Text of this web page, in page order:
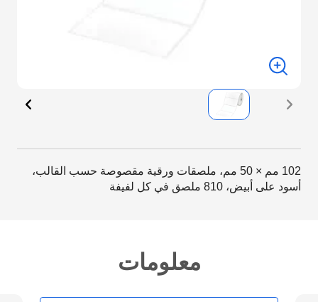
102 مم × 50 مم، ملصقات ورقية مقصوصة حسب القالب،
أسود على أبيض، 810 ملصق في كل لفيفة
معلومات